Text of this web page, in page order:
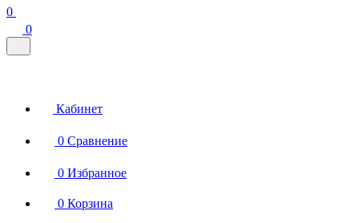
0
0
Кабинет
0 Сравнение
0 Избранное
0 Корзина